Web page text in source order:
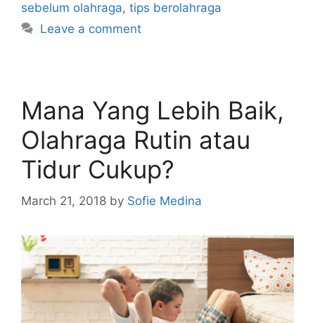
sebelum olahraga, tips berolahraga
Leave a comment
Mana Yang Lebih Baik,
Olahraga Rutin atau
Tidur Cukup?
March 21, 2018 by Sofie Medina